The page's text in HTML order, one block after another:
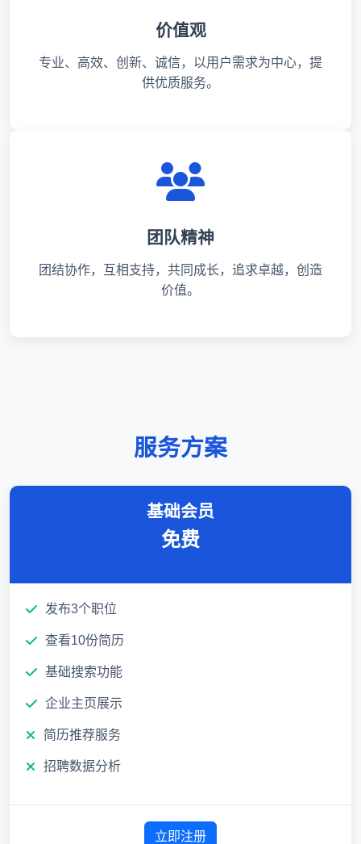
价值观
专业、高效、创新、诚信，以用户需求为中心，提
供优质服务。
团队精神
团结协作，互相支持，共同成长，追求卓越，创造
价值。
服务方案
基础会员
免费
发布3个职位
查看10份简历
基础搜索功能
企业主页展示
简历推荐服务
招聘数据分析
立即注册